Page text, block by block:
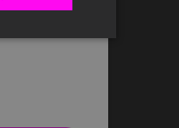
Auto